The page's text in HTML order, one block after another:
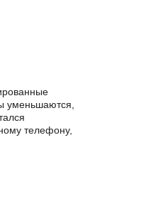
уменьшаются,
телефону,